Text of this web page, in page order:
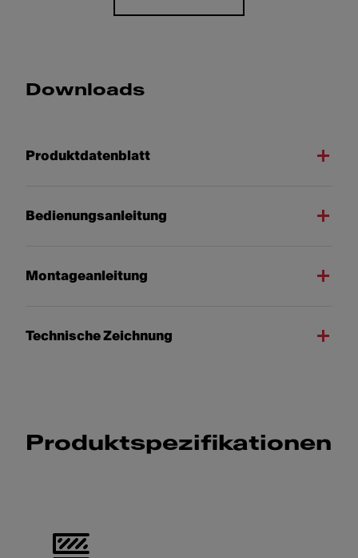
Downloads
Produktdatenblatt
Bedienungsanleitung
Montageanleitung
Technische Zeichnung
Produktspezifikationen